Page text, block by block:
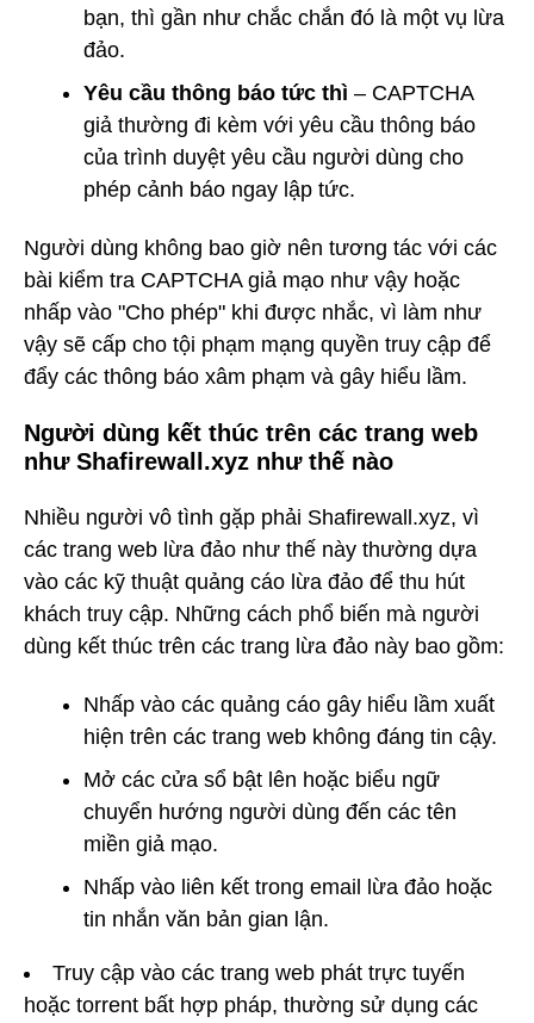
bạn, thì gần như chắc chắn đó là một vụ lừa
đảo.
Yêu cầu thông báo tức thì – CAPTCHA
giả thường đi kèm với yêu cầu thông báo
của trình duyệt yêu cầu người dùng cho
phép cảnh báo ngay lập tức.
Người dùng không bao giờ nên tương tác với các
bài kiểm tra CAPTCHA giả mạo như vậy hoặc
nhấp vào "Cho phép" khi được nhắc, vì làm như
vậy sẽ cấp cho tội phạm mạng quyền truy cập để
đẩy các thông báo xâm phạm và gây hiểu lầm.
Người dùng kết thúc trên các trang web
như Shafirewall.xyz như thế nào
Nhiều người vô tình gặp phải Shafirewall.xyz, vì
các trang web lừa đảo như thế này thường dựa
vào các kỹ thuật quảng cáo lừa đảo để thu hút
khách truy cập. Những cách phổ biến mà người
dùng kết thúc trên các trang lừa đảo này bao gồm:
Nhấp vào các quảng cáo gây hiểu lầm xuất
hiện trên các trang web không đáng tin cậy.
Mở các cửa sổ bật lên hoặc biểu ngữ
chuyển hướng người dùng đến các tên
miền giả mạo.
Nhấp vào liên kết trong email lừa đảo hoặc
tin nhắn văn bản gian lận.
Truy cập vào các trang web phát trực tuyến
hoặc torrent bất hợp pháp, thường sử dụng các